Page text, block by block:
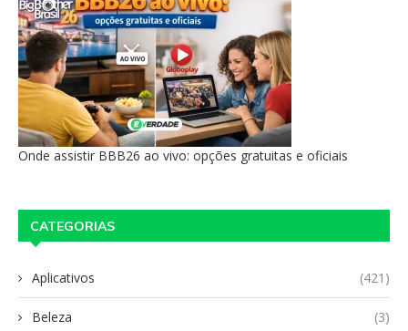
Onde assistir BBB26 ao vivo: opções gratuitas e oficiais
CATEGORIAS
Aplicativos (421)
Beleza (3)